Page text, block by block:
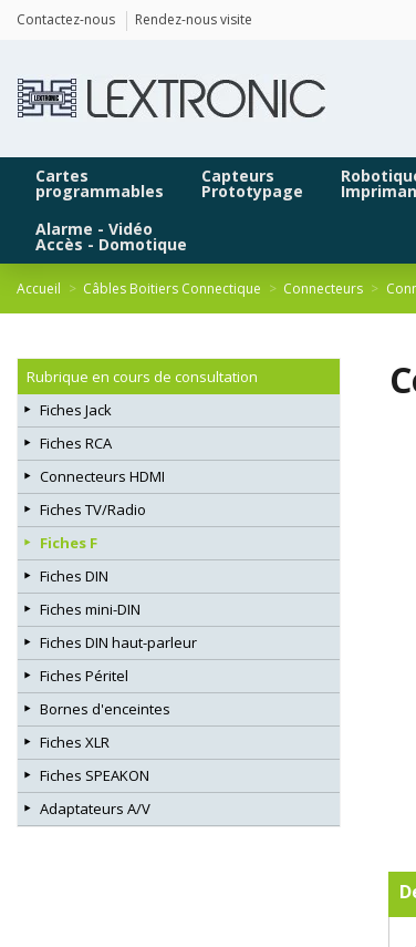
Contactez-nous Rendez-nous visite
Cartes
programmables
Capteurs
Prototypage
Alarme - Vidéo
Accès - Domotique
Accueil Câbles Boitiers Connectique Connecteurs
Rubrique en cours de consultation
Fiches Jack
Fiches RCA
Connecteurs HDMI
Fiches TV/Radio
Fiches F
Fiches DIN
Fiches mini-DIN
Fiches DIN haut-parleur
Fiches Péritel
Bornes d'enceintes
Fiches XLR
Fiches SPEAKON
Adaptateurs A/V